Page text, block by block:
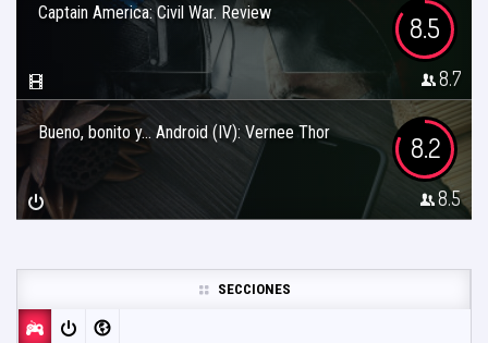
Captain America: Civil War. Review 8.5
8.7
Bueno, bonito y… Android (IV): Vernee Thor 8.2
8.5
SECCIONES